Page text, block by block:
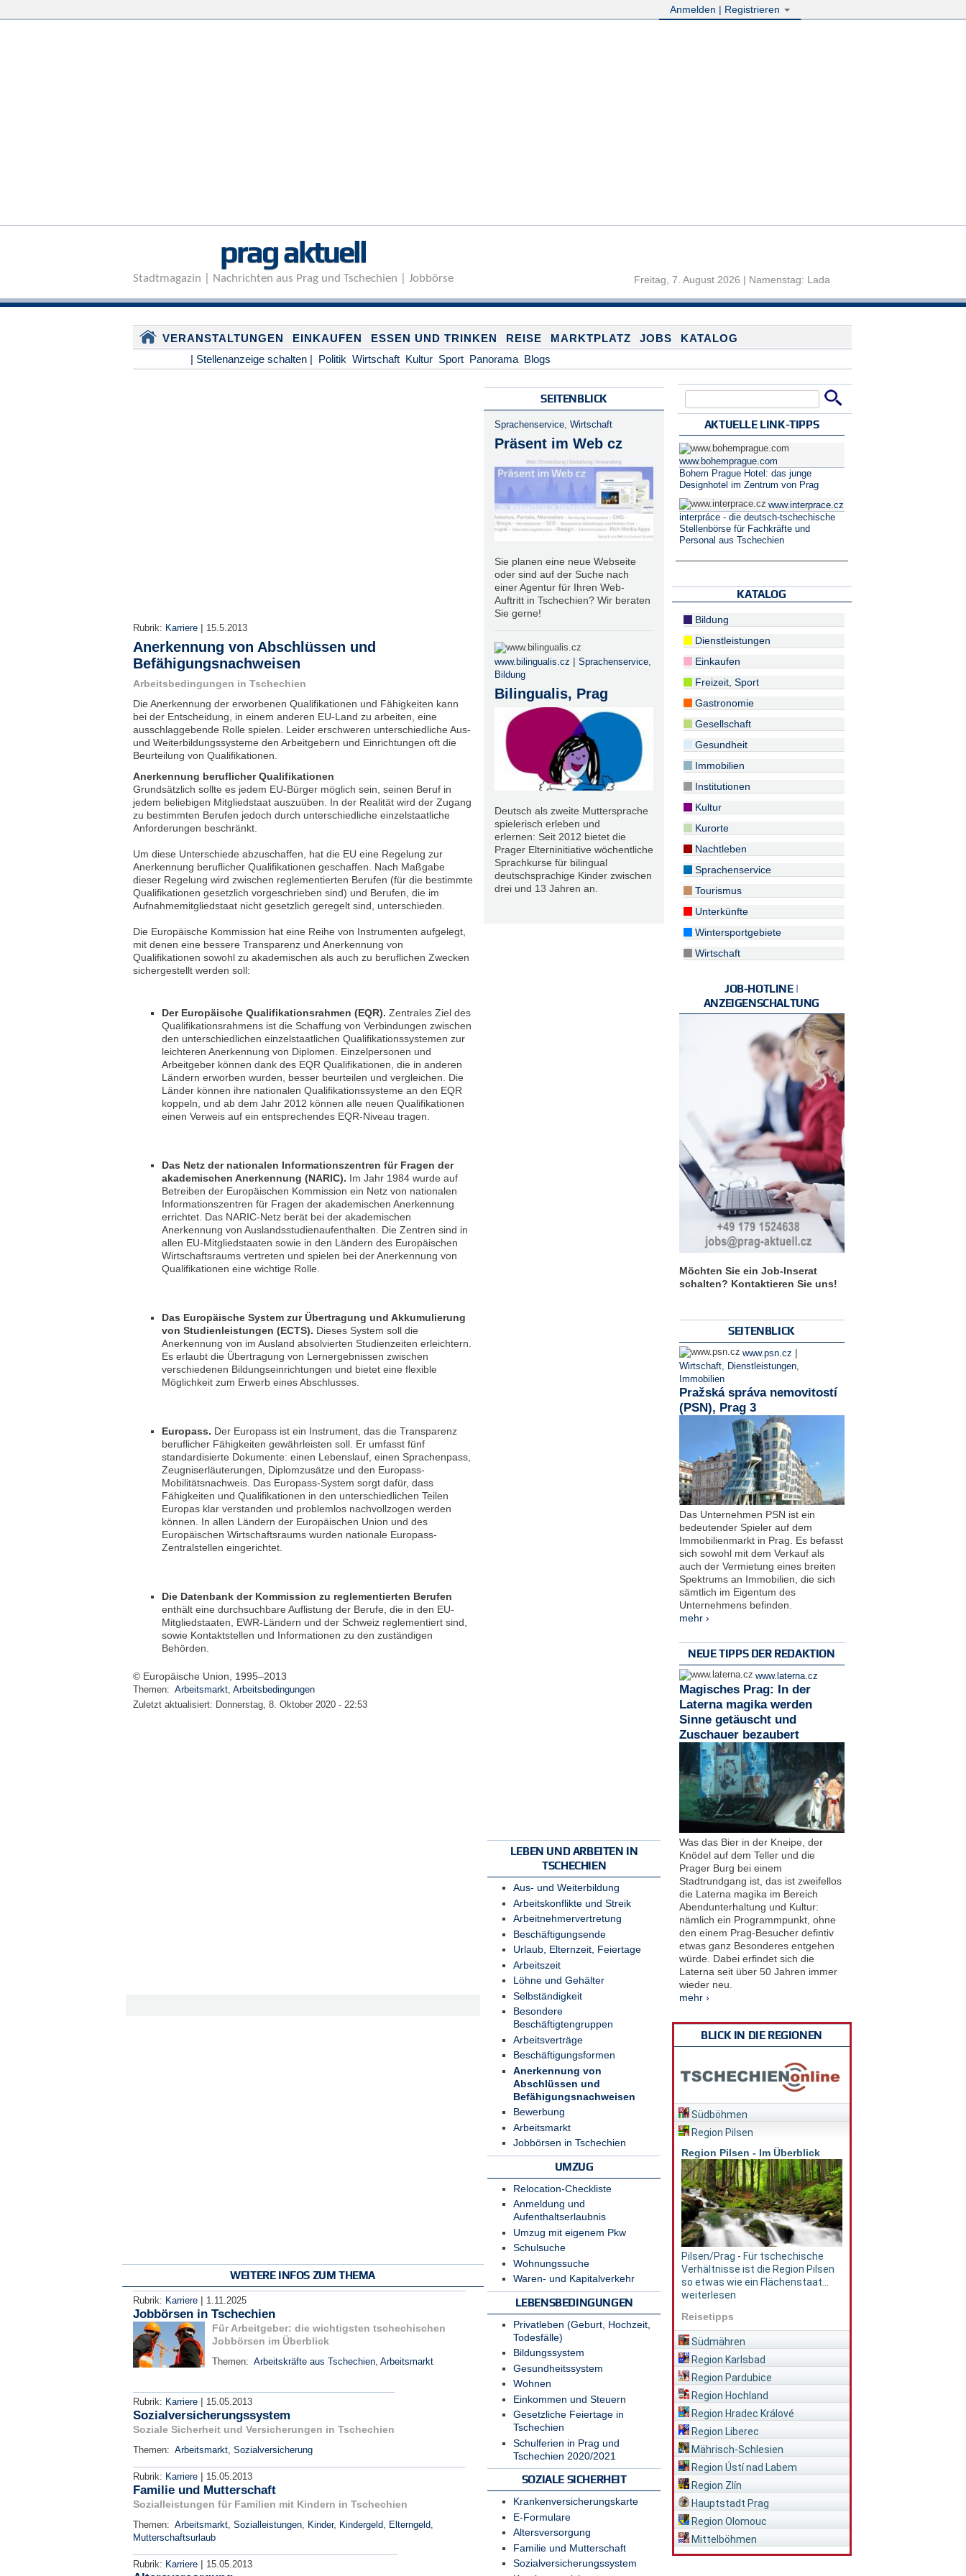
Anmelden | Registrieren
prag aktuell
Stadtmagazin | Nachrichten aus Prag und Tschechien | Jobbörse Freitag, 7. August 2026 | Namenstag: Lada
VERANSTALTUNGEN EINKAUFEN ESSEN UND TRINKEN REISE MARKTPLATZ JOBS
KATALOG
| Stellenanzeige schalten | Politik Wirtschaft Kultur Sport Panorama Blogs
Rubrik: Karriere | 15.5.2013
Anerkennung von Abschlüssen und
Befähigungsnachweisen
Arbeitsbedingungen in Tschechien
Die Anerkennung der erworbenen Qualifikationen und Fähigkeiten kann
bei der Entscheidung, in einem anderen EU-Land zu arbeiten, eine
ausschlaggebende Rolle spielen. Leider erschweren unterschiedliche Aus-
und Weiterbildungssysteme den Arbeitgebern und Einrichtungen oft die
Beurteilung von Qualifikationen.
Anerkennung beruflicher Qualifikationen
Grundsätzlich sollte es jedem EU-Bürger möglich sein, seinen Beruf in
jedem beliebigen Mitgliedstaat auszuüben. In der Realität wird der Zugang
zu bestimmten Berufen jedoch durch unterschiedliche einzelstaatliche
Anforderungen beschränkt.
Um diese Unterschiede abzuschaffen, hat die EU eine Regelung zur
Anerkennung beruflicher Qualifikationen geschaffen. Nach Maßgabe
dieser Regelung wird zwischen reglementierten Berufen (für die bestimmte
Qualifikationen gesetzlich vorgeschrieben sind) und Berufen, die im
Aufnahmemitgliedstaat nicht gesetzlich geregelt sind, unterschieden.
Die Europäische Kommission hat eine Reihe von Instrumenten aufgelegt,
mit denen eine bessere Transparenz und Anerkennung von
Qualifikationen sowohl zu akademischen als auch zu beruflichen Zwecken
sichergestellt werden soll:
Der Europäische Qualifikationsrahmen (EQR). Zentrales Ziel des
Qualifikationsrahmens ist die Schaffung von Verbindungen zwischen
den unterschiedlichen einzelstaatlichen Qualifikationssystemen zur
leichteren Anerkennung von Diplomen. Einzelpersonen und
Arbeitgeber können dank des EQR Qualifikationen, die in anderen
Ländern erworben wurden, besser beurteilen und vergleichen. Die
Länder können ihre nationalen Qualifikationssysteme an den EQR
koppeln, und ab dem Jahr 2012 können alle neuen Qualifikationen
einen Verweis auf ein entsprechendes EQR-Niveau tragen.
Das Netz der nationalen Informationszentren für Fragen der
akademischen Anerkennung (NARIC). Im Jahr 1984 wurde auf
Betreiben der Europäischen Kommission ein Netz von nationalen
Informationszentren für Fragen der akademischen Anerkennung
errichtet. Das NARIC-Netz berät bei der akademischen
Anerkennung von Auslandsstudienaufenthalten. Die Zentren sind in
allen EU-Mitgliedstaaten sowie in den Ländern des Europäischen
Wirtschaftsraums vertreten und spielen bei der Anerkennung von
Qualifikationen eine wichtige Rolle.
Das Europäische System zur Übertragung und Akkumulierung
von Studienleistungen (ECTS). Dieses System soll die
Anerkennung von im Ausland absolvierten Studienzeiten erleichtern.
Es erlaubt die Übertragung von Lernergebnissen zwischen
verschiedenen Bildungseinrichtungen und bietet eine flexible
Möglichkeit zum Erwerb eines Abschlusses.
Europass. Der Europass ist ein Instrument, das die Transparenz
beruflicher Fähigkeiten gewährleisten soll. Er umfasst fünf
standardisierte Dokumente: einen Lebenslauf, einen Sprachenpass,
Zeugniserläuterungen, Diplomzusätze und den Europass-
Mobilitätsnachweis. Das Europass-System sorgt dafür, dass
Fähigkeiten und Qualifikationen in den unterschiedlichen Teilen
Europas klar verstanden und problemlos nachvollzogen werden
können. In allen Ländern der Europäischen Union und des
Europäischen Wirtschaftsraums wurden nationale Europass-
Zentralstellen eingerichtet.
Die Datenbank der Kommission zu reglementierten Berufen
enthält eine durchsuchbare Auflistung der Berufe, die in den EU-
Mitgliedstaaten, EWR-Ländern und der Schweiz reglementiert sind,
sowie Kontaktstellen und Informationen zu den zuständigen
Behörden.
© Europäische Union, 1995–2013
Themen: Arbeitsmarkt, Arbeitsbedingungen
Zuletzt aktualisiert: Donnerstag, 8. Oktober 2020 - 22:53
WEITERE INFOS ZUM THEMA
Rubrik: Karriere | 1.11.2025
Jobbörsen in Tschechien
Für Arbeitgeber: die wichtigsten tschechischen
Jobbörsen im Überblick
Themen: Arbeitskräfte aus Tschechien, Arbeitsmarkt
Rubrik: Karriere | 15.05.2013
Sozialversicherungssystem
Soziale Sicherheit und Versicherungen in Tschechien
Themen: Arbeitsmarkt, Sozialversicherung
Rubrik: Karriere | 15.05.2013
Familie und Mutterschaft
Sozialleistungen für Familien mit Kindern in Tschechien
Themen: Arbeitsmarkt, Sozialleistungen, Kinder, Kindergeld, Elterngeld,
Mutterschaftsurlaub
Rubrik: Karriere | 15.05.2013
SEITENBLICK
Sprachenservice, Wirtschaft
Präsent im Web cz
Sie planen eine neue Webseite
oder sind auf der Suche nach
einer Agentur für Ihren Web-
Auftritt in Tschechien? Wir beraten
Sie gerne!
www.bilingualis.cz | Sprachenservice,
Bildung
Bilingualis, Prag
Deutsch als zweite Muttersprache
spielerisch erleben und
erlernen: Seit 2012 bietet die
Prager Elterninitiative wöchentliche
Sprachkurse für bilingual
deutschsprachige Kinder zwischen
drei und 13 Jahren an.
LEBEN UND ARBEITEN IN
TSCHECHIEN
Aus- und Weiterbildung
Arbeitskonflikte und Streik
Arbeitnehmervertretung
Beschäftigungsende
Urlaub, Elternzeit, Feiertage
Arbeitszeit
Löhne und Gehälter
Selbständigkeit
Besondere
Beschäftigtengruppen
Arbeitsverträge
Beschäftigungsformen
Anerkennung von
Abschlüssen und
Befähigungsnachweisen
Bewerbung
Arbeitsmarkt
Jobbörsen in Tschechien
UMZUG
Relocation-Checkliste
Anmeldung und
Aufenthaltserlaubnis
Umzug mit eigenem Pkw
Schulsuche
Wohnungssuche
Waren- und Kapitalverkehr
LEBENSBEDINGUNGEN
Privatleben (Geburt, Hochzeit,
Todesfälle)
Bildungssystem
Gesundheitssystem
Wohnen
Einkommen und Steuern
Gesetzliche Feiertage in
Tschechien
Schulferien in Prag und
Tschechien 2020/2021
SOZIALE SICHERHEIT
Krankenversicherungskarte
E-Formulare
Altersversorgung
Familie und Mutterschaft
Sozialversicherungssystem
AKTUELLE LINK-TIPPS
www.bohemprague.com
Bohem Prague Hotel: das junge
Designhotel im Zentrum von Prag
www.interprace.cz
interpráce - die deutsch-tschechische
Stellenbörse für Fachkräfte und
Personal aus Tschechien
KATALOG
Bildung
Dienstleistungen
Einkaufen
Freizeit, Sport
Gastronomie
Gesellschaft
Gesundheit
Immobilien
Institutionen
Kultur
Kurorte
Nachtleben
Sprachenservice
Tourismus
Unterkünfte
Wintersportgebiete
Wirtschaft
JOB-HOTLINE |
ANZEIGENSCHALTUNG
Möchten Sie ein Job-Inserat
schalten? Kontaktieren Sie uns!
SEITENBLICK
www.psn.cz |
Wirtschaft, Dienstleistungen,
Immobilien
Pražská správa nemovitostí
(PSN), Prag 3
Das Unternehmen PSN ist ein
bedeutender Spieler auf dem
Immobilienmarkt in Prag. Es befasst
sich sowohl mit dem Verkauf als
auch der Vermietung eines breiten
Spektrums an Immobilien, die sich
sämtlich im Eigentum des
Unternehmens befinden.
mehr ›
NEUE TIPPS DER REDAKTION
www.laterna.cz
Magisches Prag: In der
Laterna magika werden
Sinne getäuscht und
Zuschauer bezaubert
Was das Bier in der Kneipe, der
Knödel auf dem Teller und die
Prager Burg bei einem
Stadtrundgang ist, das ist zweifellos
die Laterna magika im Bereich
Abendunterhaltung und Kultur:
nämlich ein Programmpunkt, ohne
den einem Prag-Besucher defintiv
etwas ganz Besonderes entgehen
würde. Dabei erfindet sich die
Laterna seit über 50 Jahren immer
wieder neu.
mehr ›
BLICK IN DIE REGIONEN
Südböhmen
Region Pilsen
Region Pilsen - Im Überblick
Pilsen/Prag - Für tschechische
Verhältnisse ist die Region Pilsen
so etwas wie ein Flächenstaat...
weiterlesen
Reisetipps
Südmähren
Region Karlsbad
Region Pardubice
Region Hochland
Region Hradec Králové
Region Liberec
Mährisch-Schlesien
Region Ústí nad Labem
Region Zlín
Hauptstadt Prag
Region Olomouc
Mittelböhmen